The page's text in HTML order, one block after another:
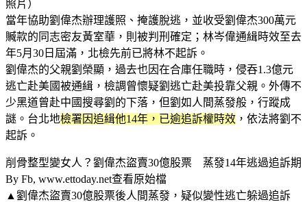
照片）
當年協助劉偉杰辦理護照、掩護脫逃，並收受劉偉杰300萬元
贓款的同志密友黃室華，則被判刑確定；林岑偉通緝時效至去
年5月30日屆滿，北檢先前已將林不起訴。
劉偉杰的父親劉榮顯，過去也因在合庫任職時，侵吞1.3億元
逃亡赴美國被通緝，檢調曾懷疑劉逃亡赴美投靠父親。外傳不
少黑道曾赴中國搜尋劉的下落，但劉如人間蒸發般，行蹤成
謎。台北地檢署因追緝他14年，已逾追訴權時效 ，依法將劉不
起訴。
削骨整型變女人？劉偉杰盜賣30億股票 蒸發14年逃過追訴期
By Fb, www.ettoday.net查看原始檔
▲劉偉杰盜賣30億股票後人間蒸發，疑似變性逃亡躲過追訴